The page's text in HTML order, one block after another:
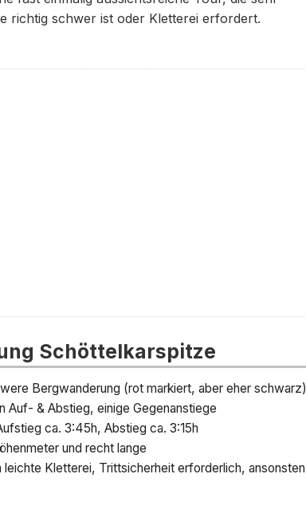
richtig schwer ist oder Kletterei erfordert.
Schöttelkarspitze
Bergwanderung (rot markiert, aber eher schwarz)
Auf- & Abstieg, einige Gegenanstiege
ca. 3:45h, Abstieg ca. 3:15h
und recht lange
leichte Kletterei, Trittsicherheit erforderlich, ansonsten